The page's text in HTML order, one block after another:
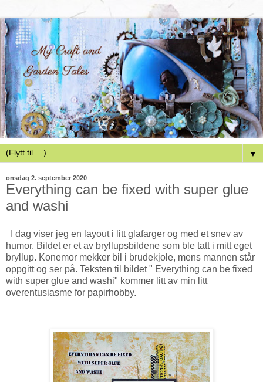
▼
onsdag 2. september 2020
Everything can be fixed with super glue
and washi
I dag viser jeg en layout i litt glafarger og med et snev av
humor. Bildet er et av bryllupsbildene som ble tatt i mitt eget
bryllup. Konemor mekker bil i brudekjole, mens mannen står
oppgitt og ser på. Teksten til bildet " Everything can be fixed
with super glue and washi" kommer litt av min litt
overentusiasme for papirhobby.